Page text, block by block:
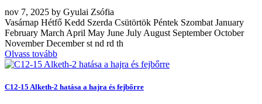
nov 7, 2025 by Gyulai Zsófia
Vasárnap Hétfő Kedd Szerda Csütörtök Péntek Szombat January
February March April May June July August September October
November December st nd rd th
Olvass tovább
C12-15 Alketh-2 hatása a hajra és fejbőrre